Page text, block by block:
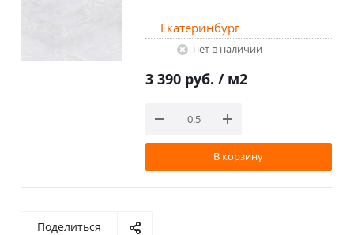
Екатеринбург
Нет в наличии
3 390 руб. / м2
В корзину
Поделиться